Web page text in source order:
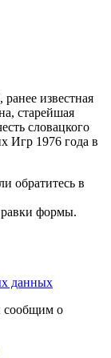
известная
старейшая
словацкого
Игр 1976 года в
обратитесь в
формы.
данных
сообщим о